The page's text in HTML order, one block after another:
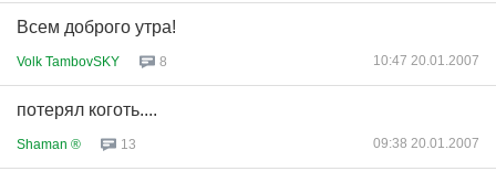
Всем доброго утра!
Volk TambovSKY 8 10:47 20.01.2007
потерял коготь....
Shaman ® 13 09:38 20.01.2007